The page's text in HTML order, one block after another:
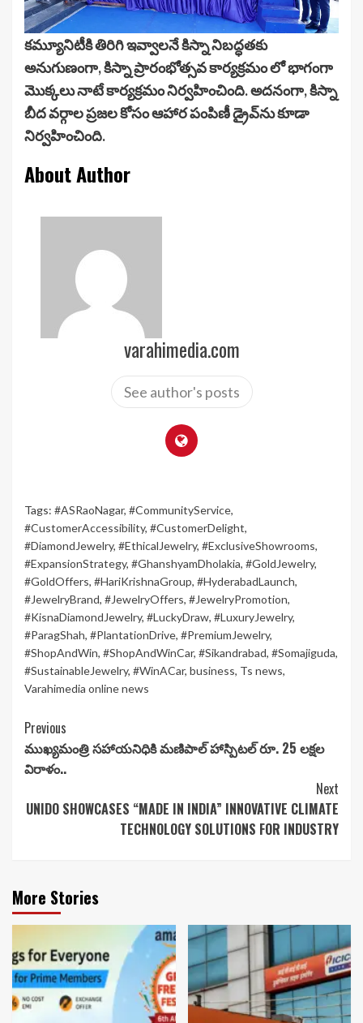
కమ్యూనిటీకి తిరిగి ఇవ్వాలనే కిస్నా నిబద్ధతకు
అనుగుణంగా, కిస్నా ప్రారంభోత్సవ కార్యక్రమం లో భాగంగా
మొక్కలు నాటే కార్యక్రమం నిర్వహించింది. అదనంగా, కిస్నా
బీద వర్గాల ప్రజల కోసం ఆహార పంపిణీ డ్రైవ్‌ను కూడా
నిర్వహించింది.
About Author
varahimedia.com
See author's posts
Tags: #ASRaoNagar, #CommunityService,
#CustomerAccessibility, #CustomerDelight,
#DiamondJewelry, #EthicalJewelry, #ExclusiveShowrooms,
#ExpansionStrategy, #GhanshyamDholakia, #GoldJewelry,
#GoldOffers, #HariKrishnaGroup, #HyderabadLaunch,
#JewelryBrand, #JewelryOffers, #JewelryPromotion,
#KisnaDiamondJewelry, #LuckyDraw, #LuxuryJewelry,
#ParagShah, #PlantationDrive, #PremiumJewelry,
#ShopAndWin, #ShopAndWinCar, #Sikandrabad, #Somajiguda,
#SustainableJewelry, #WinACar, business, Ts news,
Varahimedia online news
Continue
Reading
Previous
ముఖ్యమంత్రి సహాయనిధికి మణిపాల్ హాస్పిటల్ రూ. 25 లక్షల
విరాళం..
Next
UNIDO SHOWCASES “MADE IN INDIA” INNOVATIVE CLIMATE
TECHNOLOGY SOLUTIONS FOR INDUSTRY
More Stories